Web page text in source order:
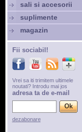
sali si accesorii
suplimente
magazin
Fii sociabil!
Vrei sa iti trimitem ultimele
noutati? Introdu mai jos
adresa ta de e-mail
dezabonare